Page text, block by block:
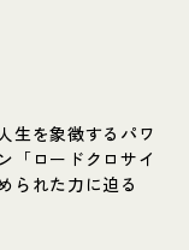
生を象徴するパワ
「ロードクロサイ
られた力に迫る